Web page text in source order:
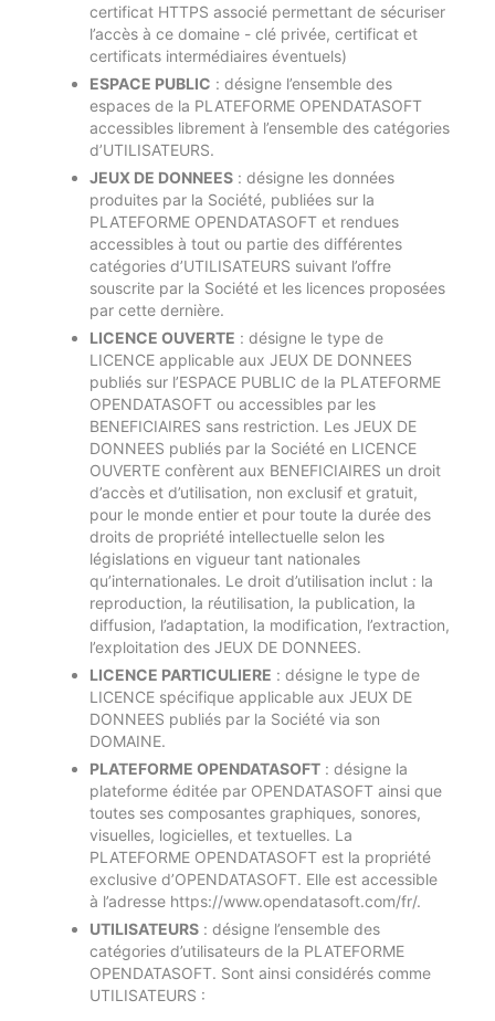
certificat HTTPS associé permettant de sécuriser
l’accès à ce domaine - clé privée, certificat et
certificats intermédiaires éventuels)
ESPACE PUBLIC : désigne l’ensemble des
espaces de la PLATEFORME OPENDATASOFT
accessibles librement à l’ensemble des catégories
d’UTILISATEURS.
JEUX DE DONNEES : désigne les données
produites par la Société, publiées sur la
PLATEFORME OPENDATASOFT et rendues
accessibles à tout ou partie des différentes
catégories d’UTILISATEURS suivant l’offre
souscrite par la Société et les licences proposées
par cette dernière.
LICENCE OUVERTE : désigne le type de
LICENCE applicable aux JEUX DE DONNEES
publiés sur l’ESPACE PUBLIC de la PLATEFORME
OPENDATASOFT ou accessibles par les
BENEFICIAIRES sans restriction. Les JEUX DE
DONNEES publiés par la Société en LICENCE
OUVERTE confèrent aux BENEFICIAIRES un droit
d’accès et d’utilisation, non exclusif et gratuit,
pour le monde entier et pour toute la durée des
droits de propriété intellectuelle selon les
législations en vigueur tant nationales
qu’internationales. Le droit d’utilisation inclut : la
reproduction, la réutilisation, la publication, la
diffusion, l’adaptation, la modification, l’extraction,
l’exploitation des JEUX DE DONNEES.
LICENCE PARTICULIERE : désigne le type de
LICENCE spécifique applicable aux JEUX DE
DONNEES publiés par la Société via son
DOMAINE.
PLATEFORME OPENDATASOFT : désigne la
plateforme éditée par OPENDATASOFT ainsi que
toutes ses composantes graphiques, sonores,
visuelles, logicielles, et textuelles. La
PLATEFORME OPENDATASOFT est la propriété
exclusive d’OPENDATASOFT. Elle est accessible
à l’adresse https://www.opendatasoft.com/fr/.
UTILISATEURS : désigne l’ensemble des
catégories d’utilisateurs de la PLATEFORME
OPENDATASOFT. Sont ainsi considérés comme
UTILISATEURS :